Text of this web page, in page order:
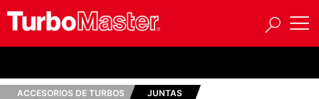
ACCESORIOS DE TURBOS JUNTAS